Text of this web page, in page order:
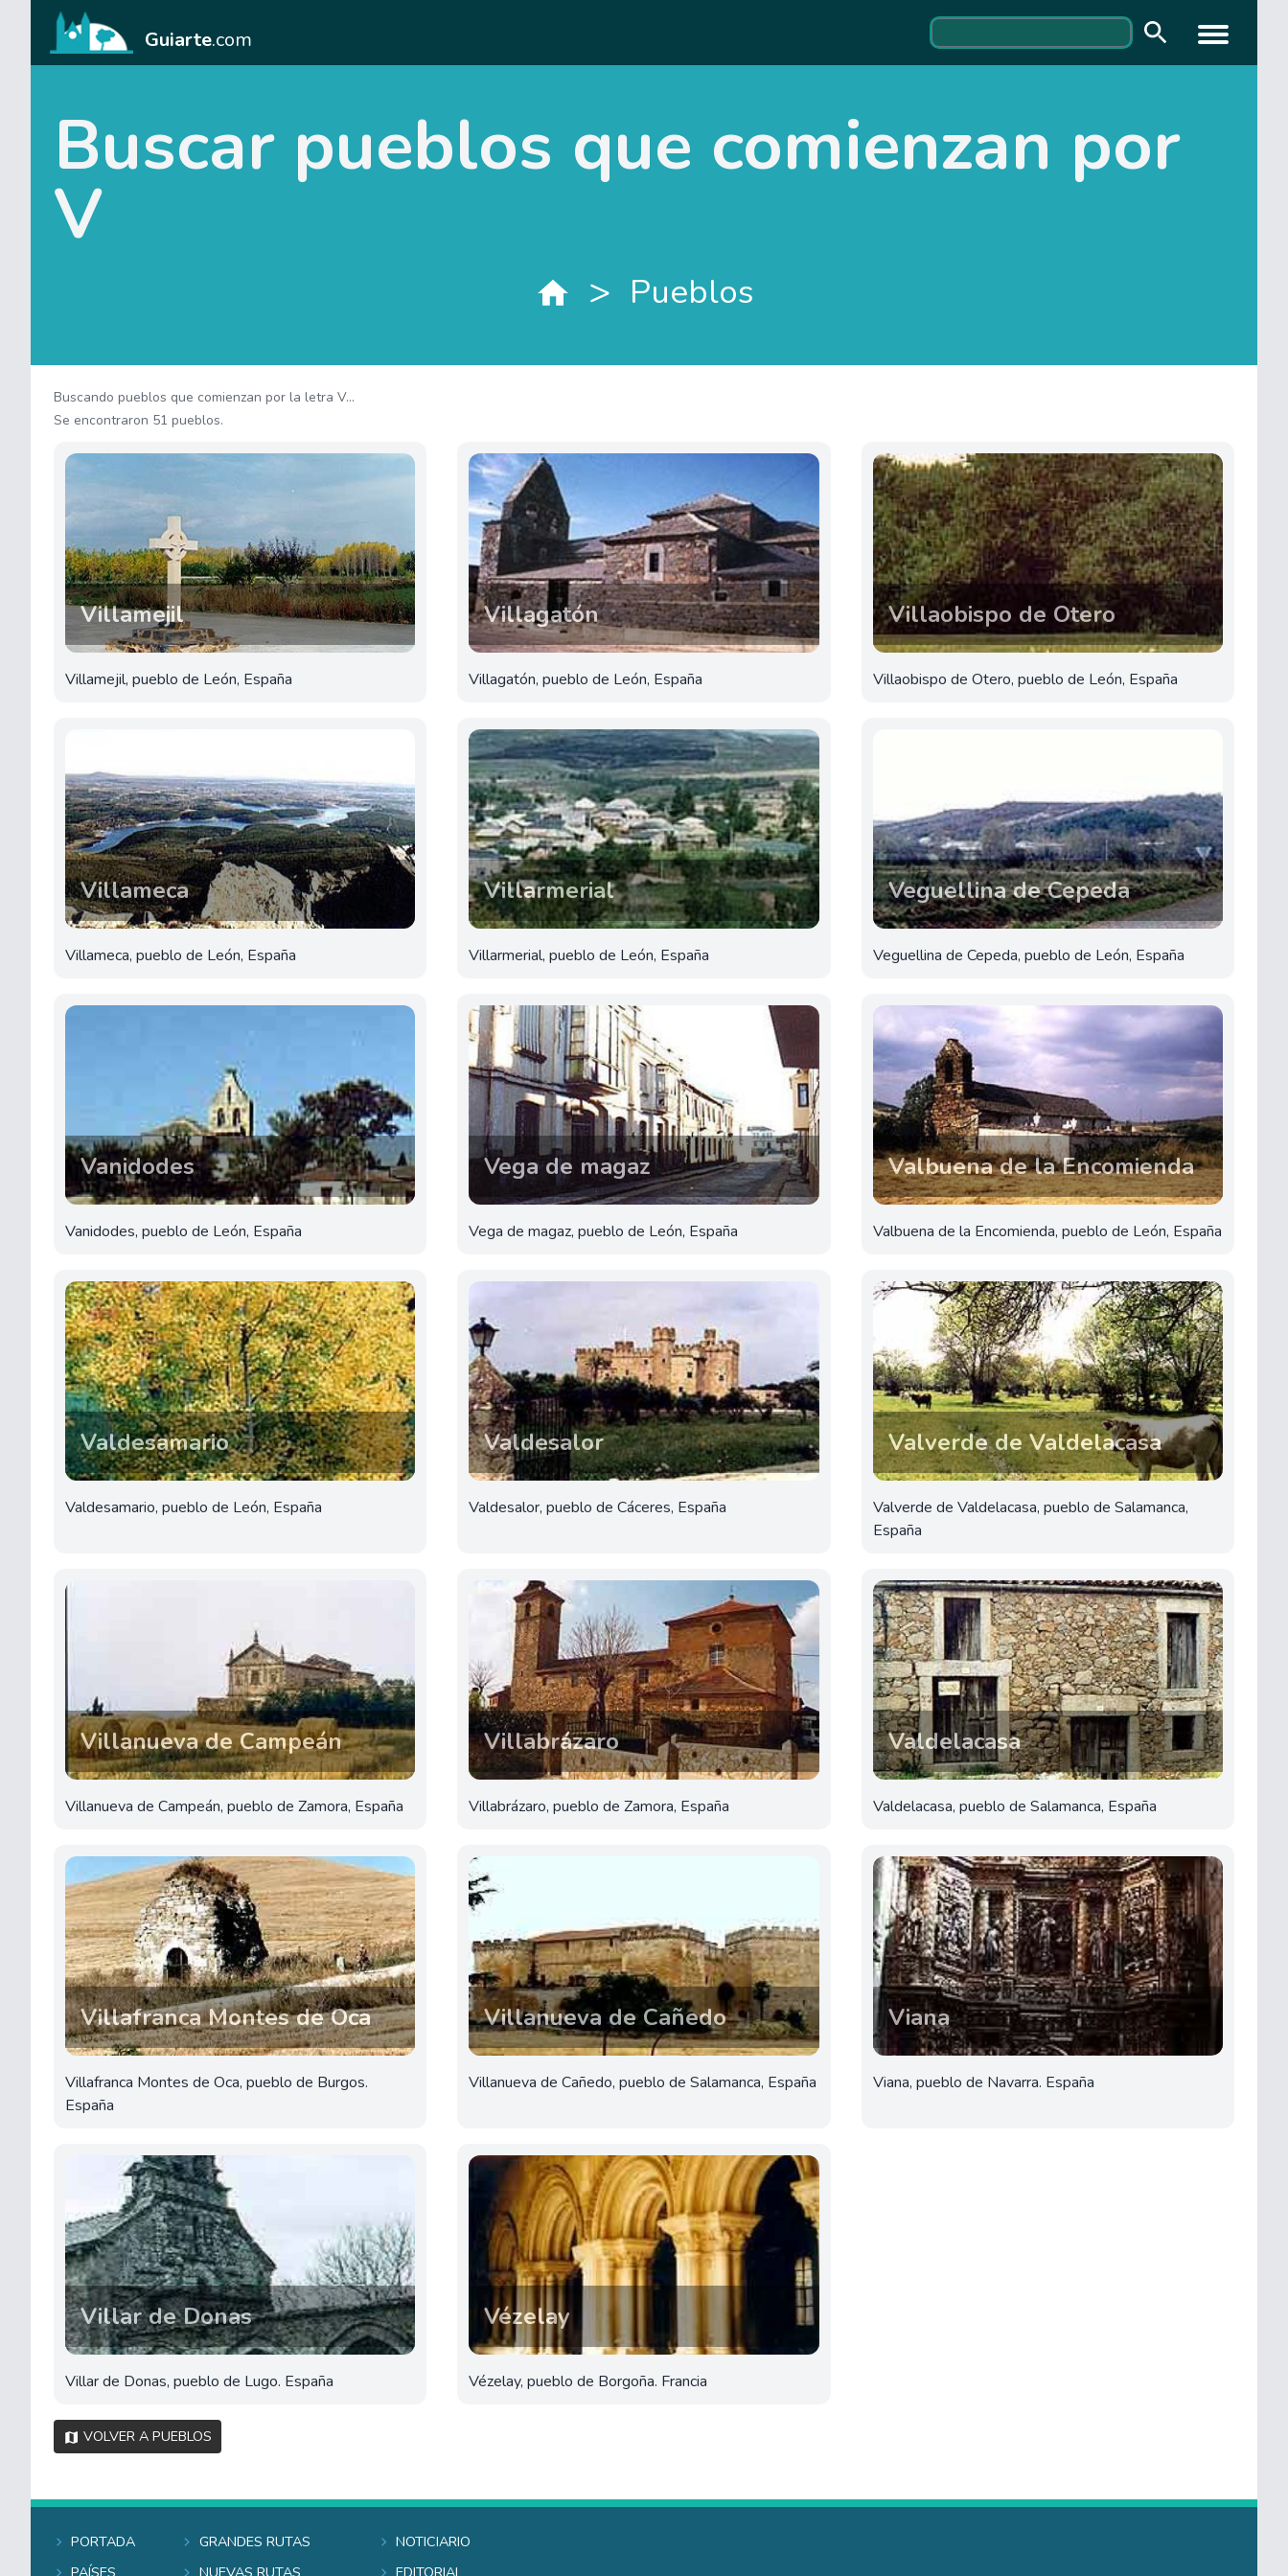
Guiarte.com
Buscar pueblos que comienzan por
V
> Pueblos
Buscando pueblos que comienzan por la letra V...
Se encontraron 51 pueblos.
Villamejil
Villamejil, pueblo de León, España
Villagatón
Villagatón, pueblo de León, España
Villaobispo de Otero
Villaobispo de Otero, pueblo de León, España
Villameca
Villameca, pueblo de León, España
Villarmerial
Villarmerial, pueblo de León, España
Veguellina de Cepeda
Veguellina de Cepeda, pueblo de León, España
Vanidodes
Vanidodes, pueblo de León, España
Vega de magaz
Vega de magaz, pueblo de León, España
Valbuena de la Encomienda
Valbuena de la Encomienda, pueblo de León, España
Valdesamario
Valdesamario, pueblo de León, España
Valdesalor
Valdesalor, pueblo de Cáceres, España
Valverde de Valdelacasa
Valverde de Valdelacasa, pueblo de Salamanca,
España
Villanueva de Campeán
Villanueva de Campeán, pueblo de Zamora, España
Villabrázaro
Villabrázaro, pueblo de Zamora, España
Valdelacasa
Valdelacasa, pueblo de Salamanca, España
Villafranca Montes de Oca
Villafranca Montes de Oca, pueblo de Burgos.
España
Villanueva de Cañedo
Villanueva de Cañedo, pueblo de Salamanca, España
Viana
Viana, pueblo de Navarra. España
Villar de Donas
Villar de Donas, pueblo de Lugo. España
Vézelay
Vézelay, pueblo de Borgoña. Francia
Volver a pueblos
Portada
Países
Grandes rutas
Nuevas rutas
Noticiario
Editorial